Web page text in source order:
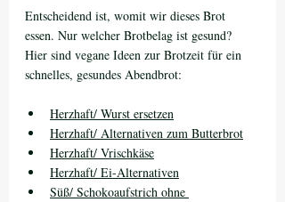
Entscheidend ist, womit wir dieses Brot
essen. Nur welcher Brotbelag ist gesund?
Hier sind vegane Ideen zur Brotzeit für ein
schnelles, gesundes Abendbrot:
Herzhaft/ Wurst ersetzen
Herzhaft/ Alternativen zum Butterbrot
Herzhaft/ Vrischkäse
Herzhaft/ Ei-Alternativen
Süß/ Schokoaufstrich ohne